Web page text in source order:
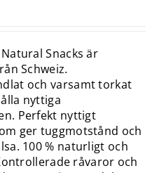
Snacks är
Schweiz.
och varsamt torkat
nyttiga
Perfekt nyttigt
ger tuggmotstånd och
100 % naturligt och
råvaror och